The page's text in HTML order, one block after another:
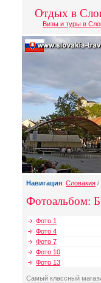
Отдых в
Визы и туры в
Навигация: Словакия /
Фотоальбом:
Фото 1
Фото 4
Фото 7
Фото 10
Фото 13
Самый классный